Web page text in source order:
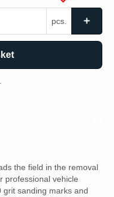
pcs.
the field in the removal
professional vehicle
sanding marks and